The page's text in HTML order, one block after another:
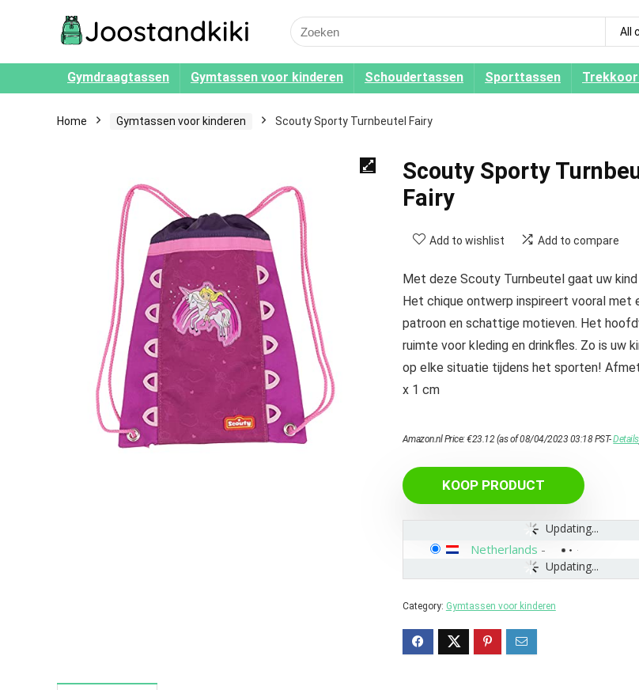
Search
for:
All
Gymdraagtassen Gymtassen voor kinderen Schoudertassen Sporttassen
Home Gymtassen voor kinderen Scouty Sporty Turnbeutel Fairy
Scouty Sporty
Fairy
Add to wishlist Add to compare
Met deze Scouty Turnbeutel gaat uw
Het chique ontwerp inspireert vooral met
patroon en schattige motieven. Het
ruimte voor kleding en drinkfles. Zo is uw
op elke situatie tijdens het sporten!
x 1 cm
Amazon.nl Price:€23.12 (as of 08/04/2023 03:18 PST-Details
KOOP PRODUCT
Updating...
Updating...
Netherlands -
Category: Gymtassen voor kinderen